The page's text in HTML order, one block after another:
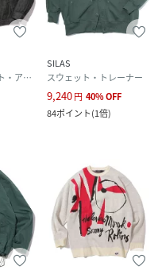
81% ポリエステル18% レ
その他のジャケット・アウター
SILAS
スウェット・トレーナー
9,240円 40%OFF
84ポイント(1倍)